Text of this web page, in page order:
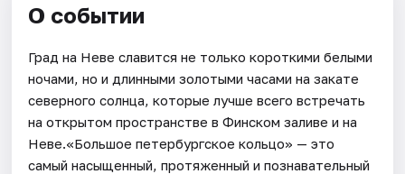
О событии
Град на Неве славится не только короткими белыми
ночами, но и длинными золотыми часами на закате
северного солнца, которые лучше всего встречать
на открытом пространстве в Финском заливе и на
Неве.«Большое петербургское кольцо» — это
самый насыщенный, протяженный и познавательный